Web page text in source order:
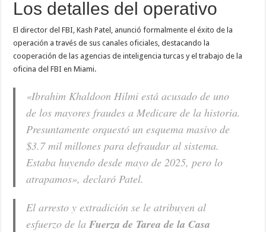
Los detalles del operativo
El director del FBI, Kash Patel, anunció formalmente el éxito de la
operación a través de sus canales oficiales, destacando la
cooperación de las agencias de inteligencia turcas y el trabajo de la
oficina del FBI en Miami.
«Ibrahim Khaldoon Hilmi está acusado de uno
de los mayores fraudes a Medicare de la historia.
Presuntamente orquestó un esquema masivo de
$3.7 mil millones para defraudar al sistema.
Estaba huyendo desde mayo de 2025, pero lo
atrapamos», declaró Patel.
El arresto y extradición se le atribuyen al
esfuerzo de la Fuerza de Tarea de la Casa